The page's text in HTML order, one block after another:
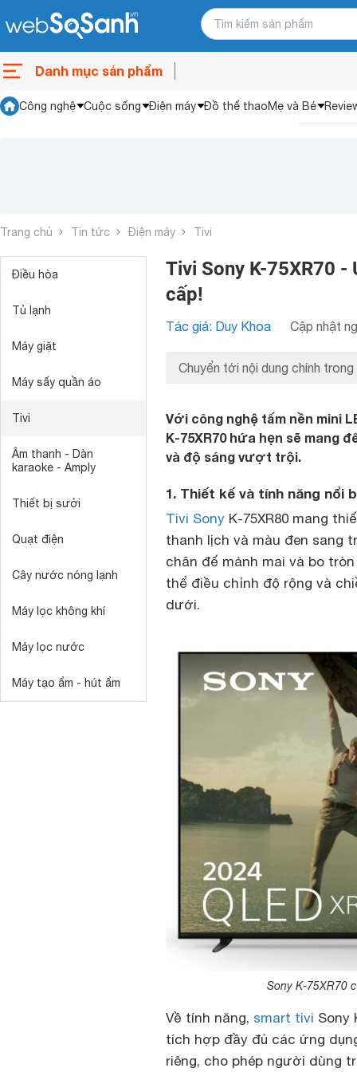
Danh mục sản phẩm
Công nghệ Cuộc sống Điện máy Đồ thể thaoMẹ và Bé
Trang chủ Tin tức Điện máy Tivi
Điều hòa
Tủ lạnh
Máy giặt
Máy sấy quần áo
Tivi
Âm thanh - Dàn
karaoke - Amply
Thiết bị sưởi
Quạt điện
Cây nước nóng lạnh
Máy lọc không khí
Máy lọc nước
Máy tạo ẩm - hút ẩm
Tivi Sony K-75XR70
cấp!
Tác giả: Duy Khoa Cập nhật
Chuyển tới nội dung chính trong
Với công nghệ tấm nền mini
K-75XR70 hứa hẹn sẽ mang
và độ sáng vượt trội.
1. Thiết kế và tính năng nổi
Tivi Sony K-75XR80 mang
thanh lịch và màu đen sang
chân đế mảnh mai và bo
thể điều chỉnh độ rộng và
dưới.
Sony K-75XR70
Về tính năng, smart tivi Sony
tích hợp đầy đủ các ứng
riêng, cho phép người dùng